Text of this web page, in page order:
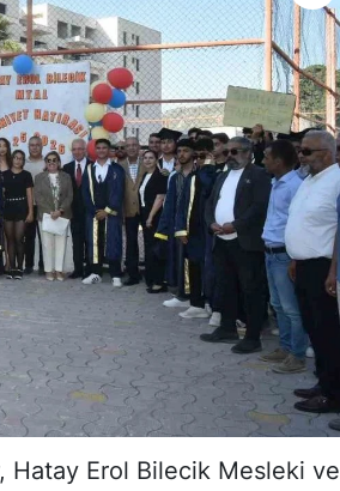
Hatay Erol Bilecik Mesleki ve